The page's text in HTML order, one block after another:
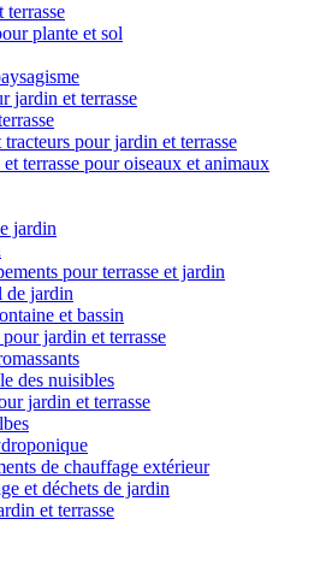
plante et sol
jardin et terrasse
tracteurs pour jardin et terrasse
terrasse pour oiseaux et animaux
jardin
pour terrasse et jardin
de jardin
et bassin
jardin et terrasse
des nuisibles
jardin et terrasse
de chauffage extérieur
et déchets de jardin
et terrasse